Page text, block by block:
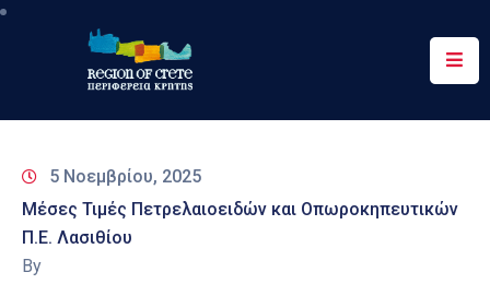
Περιφέρεια
&
Δράσεις
5 Νοεμβρίου, 2025
Μέσες Τιμές Πετρελαιοειδών και Οπωροκηπευτικών
Π.Ε. Λασιθίου
By